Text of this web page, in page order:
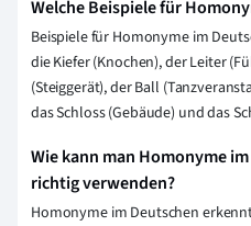
Welche Beispiele für
Beispiele für Homonyme im
die Kiefer (Knochen), der Leiter
(Steiggerät), der Ball
das Schloss (Gebäude) und das
Wie kann man Homonyme
richtig verwenden?
Homonyme im Deutschen